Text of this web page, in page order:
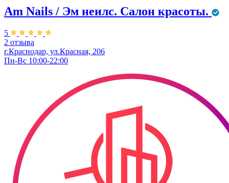
Am Nails / Эм неилс. Салон красоты.
5
2 отзыва
г.Краснодар, ул.Красная, 206
Пн-Вс 10:00-22:00